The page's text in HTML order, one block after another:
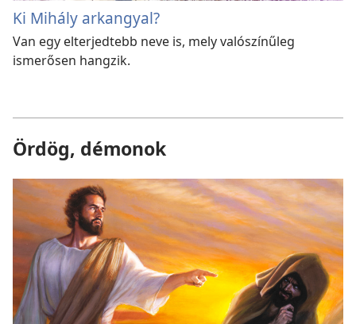
Ki Mihály arkangyal?
Van egy elterjedtebb neve is, mely valószínűleg
ismerősen hangzik.
Ördög, démonok